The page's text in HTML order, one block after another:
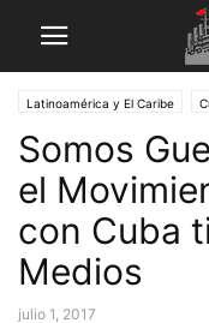
Latinoamérica y El Caribe
Somos
el
con Cuba
Medios
julio 1, 2017